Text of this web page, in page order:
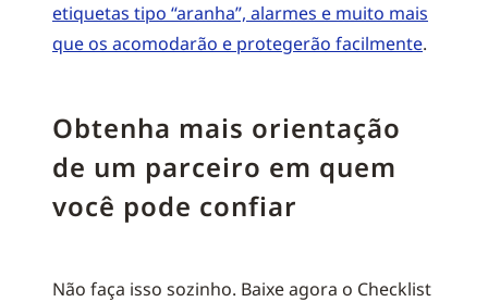
etiquetas tipo “aranha”, alarmes e muito mais
que os acomodarão e protegerão facilmente.
Obtenha mais orientação
de um parceiro em quem
você pode confiar
Não faça isso sozinho. Baixe agora o Checklist